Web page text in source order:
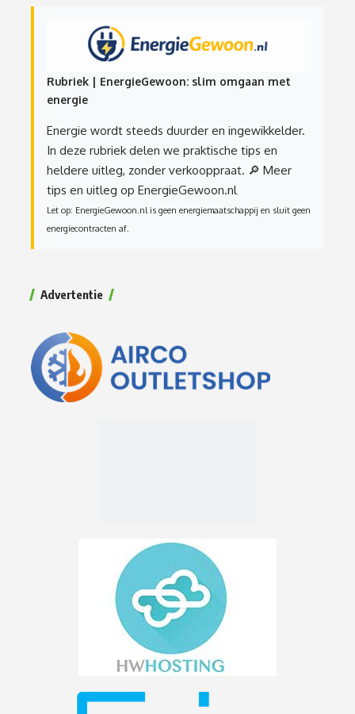
Rubriek | EnergieGewoon: slim omgaan met
energie
Energie wordt steeds duurder en ingewikkelder.
In deze rubriek delen we praktische tips en
heldere uitleg, zonder verkooppraat. 🔎 Meer
tips en uitleg op EnergieGewoon.nl
Let op: EnergieGewoon.nl is geen energiemaatschappij en sluit geen
energiecontracten af.
Advertentie